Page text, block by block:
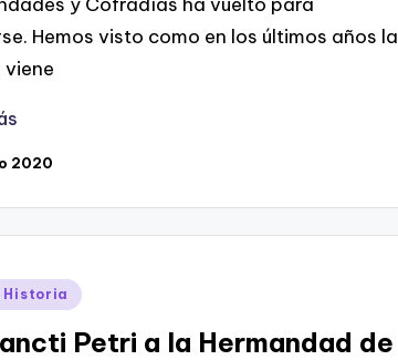
Hemos visto como en los últimos años la
viene
2020
Historia
Petri a la Hermandad de